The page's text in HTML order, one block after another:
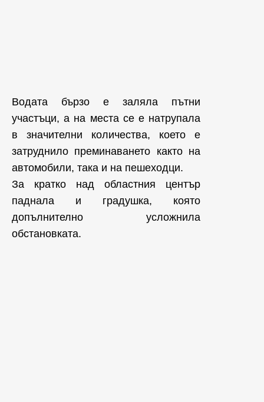
Водата бързо е заляла пътни
участъци, а на места се е натрупала
в значителни количества, което е
затруднило преминаването както на
автомобили, така и на пешеходци.
За кратко над областния център
паднала и градушка, която
допълнително усложнила
обстановката.